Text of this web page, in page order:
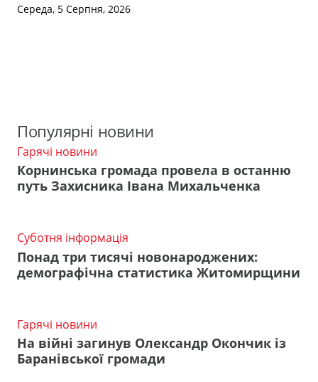
Середа, 5 Серпня, 2026
Популярні новини
Гарячі новини
Корнинська громада провела в останню
путь Захисника Івана Михальченка
Суботня інформація
Понад три тисячі новонароджених:
демографічна статистика Житомирщини
Гарячі новини
На війні загинув Олександр Окончик із
Баранівської громади